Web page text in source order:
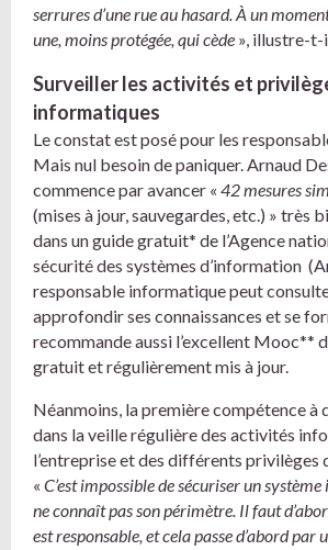
serrures d’une rue au hasard. À un
une, moins protégée, qui cède », illustre-t-
Surveiller les activités et
informatiques
Le constat est posé pour les
Mais nul besoin de paniquer. Arnaud
commence par avancer « 42 mesures
(mises à jour, sauvegardes, etc.) » très
dans un guide gratuit* de l’Agence
sécurité des systèmes d’information
responsable informatique peut
approfondir ses connaissances et se
recommande aussi l’excellent Mooc**
gratuit et régulièrement mis à jour.
Néanmoins, la première compétence à
dans la veille régulière des activités
l’entreprise et des différents privilèges
« C’est impossible de sécuriser un
ne connaît pas son périmètre. Il faut
est responsable, et cela passe d’abord par